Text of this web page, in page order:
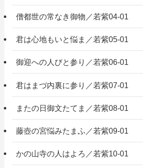
僧都世の常なき御物／若紫04-01
君は心地もいと悩ま／若紫05-01
御迎への人びと参り／若紫06-01
君はまづ内裏に参り／若紫07-01
またの日御文たてま／若紫08-01
藤壺の宮悩みたまふ／若紫09-01
かの山寺の人はよろ／若紫10-01